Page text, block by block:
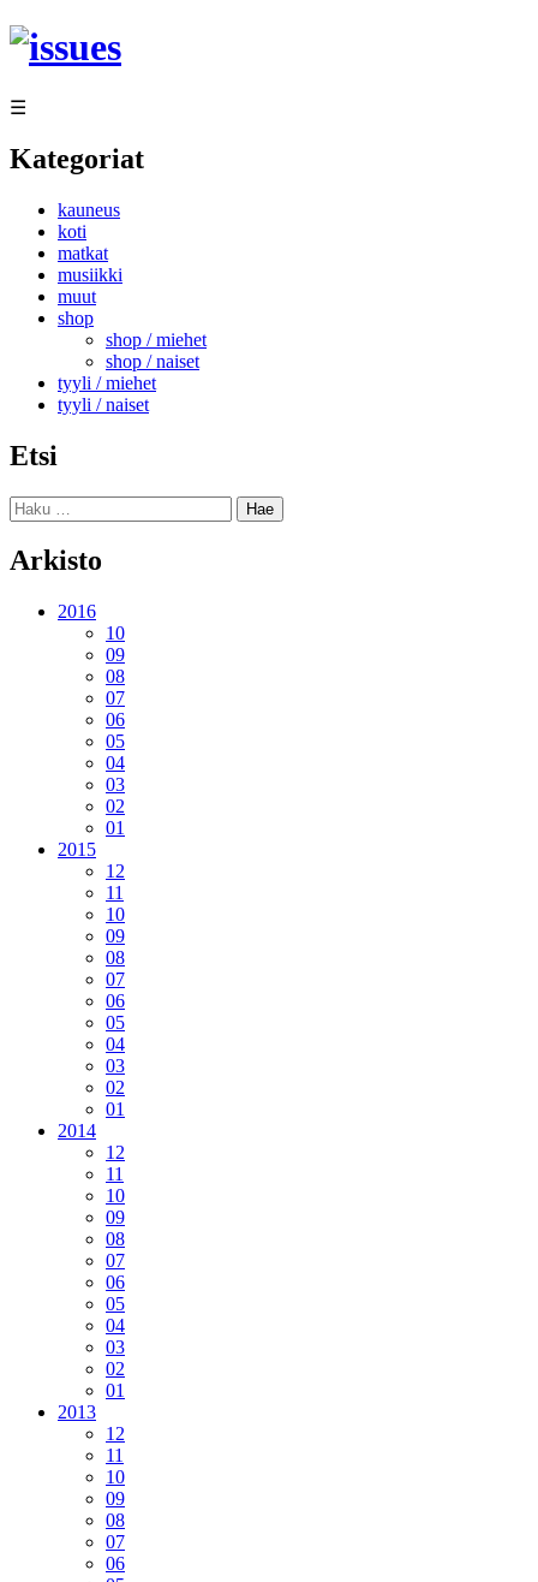
Siirry
sisältöön
☰
Kategoriat
kauneus
koti
matkat
musiikki
muut
shop
shop / miehet
shop / naiset
tyyli / miehet
tyyli / naiset
Etsi
Haku:
Arkisto
2016
10
09
08
07
06
05
04
03
02
01
2015
12
11
10
09
08
07
06
05
04
03
02
01
2014
12
11
10
09
08
07
06
05
04
03
02
01
2013
12
11
10
09
08
07
06